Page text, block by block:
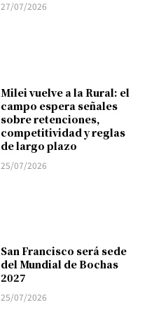
27/07/2026
Milei vuelve a la Rural: el
campo espera señales
sobre retenciones,
competitividad y reglas
de largo plazo
25/07/2026
San Francisco será sede
del Mundial de Bochas
2027
25/07/2026